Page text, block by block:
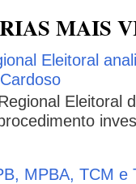
MAIS
Eleitoral
Eleitoral
MPBA, TCM